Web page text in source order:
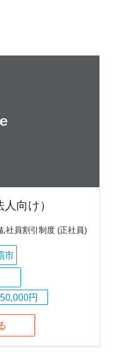
向け）
社員割引制度 (正社員)
市
円